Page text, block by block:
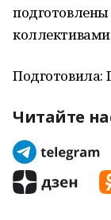
Подготовила:
Читайте